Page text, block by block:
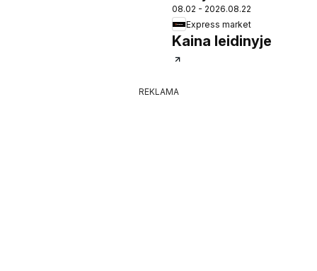
08.02 - 2026.08.22
Express market
Kaina leidinyje
REKLAMA